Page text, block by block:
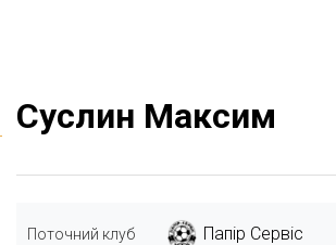
Суслин Максим
Поточний клуб Папір Сервіс